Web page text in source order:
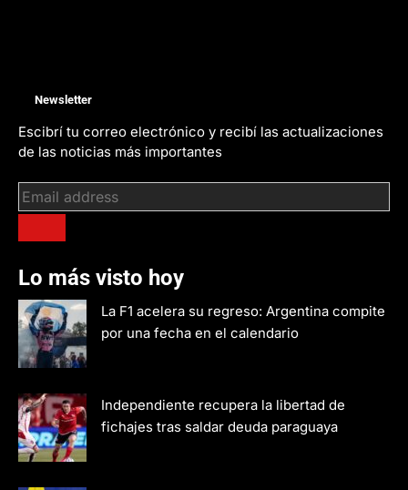
Newsletter
Escibrí tu correo electrónico y recibí las actualizaciones
de las noticias más importantes
Lo más visto hoy
La F1 acelera su regreso: Argentina compite
por una fecha en el calendario
Independiente recupera la libertad de
fichajes tras saldar deuda paraguaya